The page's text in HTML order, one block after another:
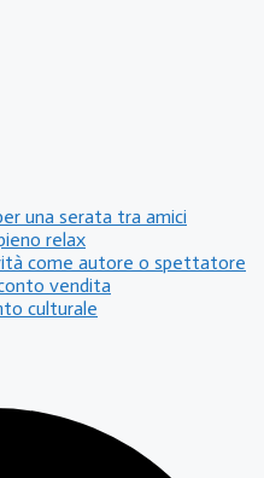
una serata tra amici
relax
come autore o spettatore
vendita
culturale